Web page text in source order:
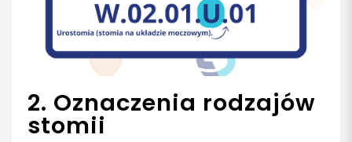
2. Oznaczenia rodzajów
stomii